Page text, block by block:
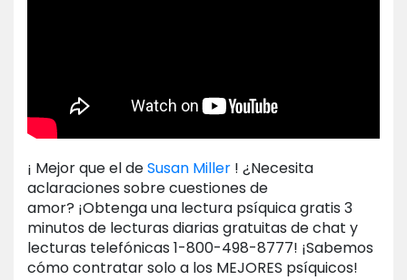
¡ Mejor que el deSusan Miller ! ¿Necesita
aclaraciones sobre cuestiones de
amor? ¡Obtenga una lectura psíquica gratis 3
minutos de lecturas diarias gratuitas de chat y
lecturas telefónicas 1-800-498-8777! ¡Sabemos
cómo contratar solo a los MEJORES psíquicos!